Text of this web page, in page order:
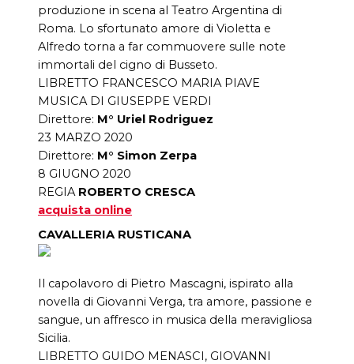
produzione in scena al Teatro Argentina di
Roma. Lo sfortunato amore di Violetta e
Alfredo torna a far commuovere sulle note
immortali del cigno di Busseto.
LIBRETTO FRANCESCO MARIA PIAVE
MUSICA DI GIUSEPPE VERDI
Direttore: M° Uriel Rodriguez
23 MARZO 2020
Direttore: M° Simon Zerpa
8 GIUGNO 2020
REGIA ROBERTO CRESCA
acquista online
CAVALLERIA RUSTICANA
Il capolavoro di Pietro Mascagni, ispirato alla
novella di Giovanni Verga, tra amore, passione e
sangue, un affresco in musica della meravigliosa
Sicilia.
LIBRETTO GUIDO MENASCI, GIOVANNI